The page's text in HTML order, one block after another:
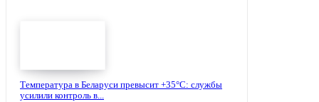
Температура в Беларуси превысит +35°С: службы
усилили контроль в...